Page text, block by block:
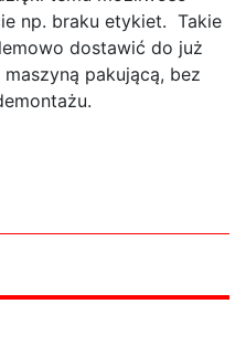
np. braku etykiet. Takie
dostawić do już
pakującą, bez